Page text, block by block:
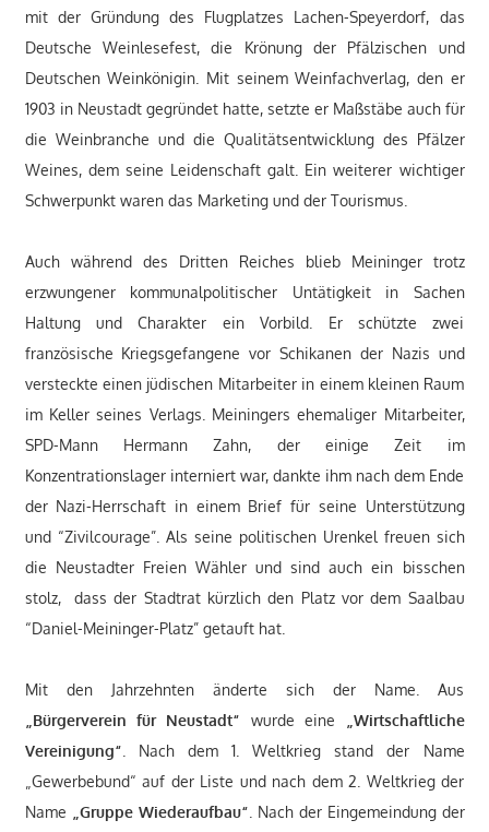
mit der Gründung des Flugplatzes Lachen-Speyerdorf, das
Deutsche Weinlesefest, die Krönung der Pfälzischen und
Deutschen Weinkönigin. Mit seinem Weinfachverlag, den er
1903 in Neustadt gegründet hatte, setzte er Maßstäbe auch für
die Weinbranche und die Qualitätsentwicklung des Pfälzer
Weines, dem seine Leidenschaft galt. Ein weiterer wichtiger
Schwerpunkt waren das Marketing und der Tourismus.
Auch während des Dritten Reiches blieb Meininger trotz
erzwungener kommunalpolitischer Untätigkeit in Sachen
Haltung und Charakter ein Vorbild. Er schützte zwei
französische Kriegsgefangene vor Schikanen der Nazis und
versteckte einen jüdischen Mitarbeiter in einem kleinen Raum
im Keller seines Verlags. Meiningers ehemaliger Mitarbeiter,
SPD-Mann Hermann Zahn, der einige Zeit im
Konzentrationslager interniert war, dankte ihm nach dem Ende
der Nazi-Herrschaft in einem Brief für seine Unterstützung
und “Zivilcourage”. Als seine politischen Urenkel freuen sich
die Neustadter Freien Wähler und sind auch ein bisschen
stolz, dass der Stadtrat kürzlich den Platz vor dem Saalbau
“Daniel-Meininger-Platz” getauft hat.
Mit den Jahrzehnten änderte sich der Name. Aus
„Bürgerverein für Neustadt“ wurde eine „Wirtschaftliche
Vereinigung“. Nach dem 1. Weltkrieg stand der Name
„Gewerbebund“ auf der Liste und nach dem 2. Weltkrieg der
Name „Gruppe Wiederaufbau“. Nach der Eingemeindung der